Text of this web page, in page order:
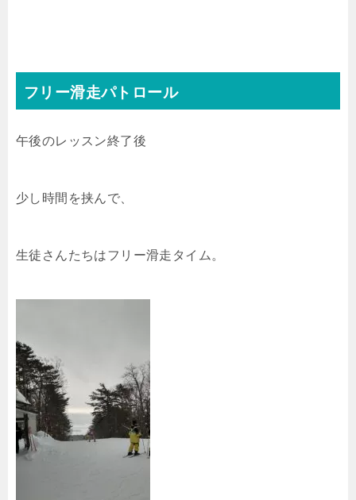
フリー滑走パトロール
午後のレッスン終了後
少し時間を挟んで、
生徒さんたちはフリー滑走タイム。